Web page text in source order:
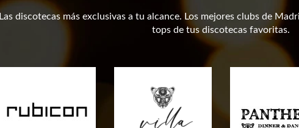
Las discotecas más exclusivas a tu alcance. Los mejores clubs de
tops de tus discotecas favoritas.